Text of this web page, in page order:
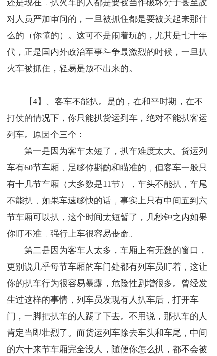
还是现在，扒火车的人都是要被当作破坏分子甚至敌
对人员严加审问的，一旦被抓住都是要被关起来那什
么的（你懂的）。这可不是闹着玩的，尤其是七十年
代，正是国内外政治军事斗争最激烈的时候，一旦扒
火车被抓住，轻易是放不出来的。
【4】、客车不能扒。是的，在和平时期，在不
打仗的情况下，你只能扒货运列车，绝对不能扒客运
列车。原因个三个：
第一是因为客车太短了，扒车难度太大。货运列
车有60节车厢，足够你斟酌和瞄准的，但客车一般只
有十几节车厢（大多数是11节），车头不能扒，车尾
不能扒，如果车速够快的话，事实上只有中间五到六
节车厢可以扒，这个时间太短暂了，几秒钟之内如果
你盯不准，强行上车很容易丧命。
第二是因为客车人太多，车厢上有无数的窗口，
更别说几乎每节车厢的车门处都有列车员盯着，这让
你的扒车行为很容易暴露，危险性剧增很多。曾经发
生过这样的事情，列车员发现有人扒车后，打开车
门，一脚把扒车的人踢了下去。不用说，那扒车的人
肯定当即壮烈了。而货运列车除去车头和车尾，中间
的六十来节车厢完全没人，随便你怎么扒，都不会被